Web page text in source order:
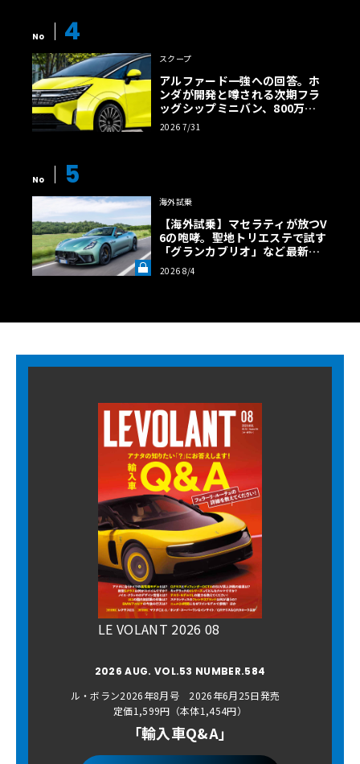
No 4
スクープ
アルファード一強への回答。ホ
ンダが開発と噂される次期フラ
ッグシップミニバン、800万円
超の勝算【予想CG】
2026 7/31
No 5
海外試乗
【海外試乗】マセラティが放つV
6の咆哮。聖地トリエステで試す
「グランカブリオ」など最新ト
ロフェオ3台の官能評価《LE VO
LANT LAB》
2026 8/4
LE VOLANT 2026 08
2026 AUG. VOL.53 NUMBER.584
ル・ボラン2026年8月号 2026年6月25日発売
定価1,599円（本体1,454円）
「輸入車Q&A」